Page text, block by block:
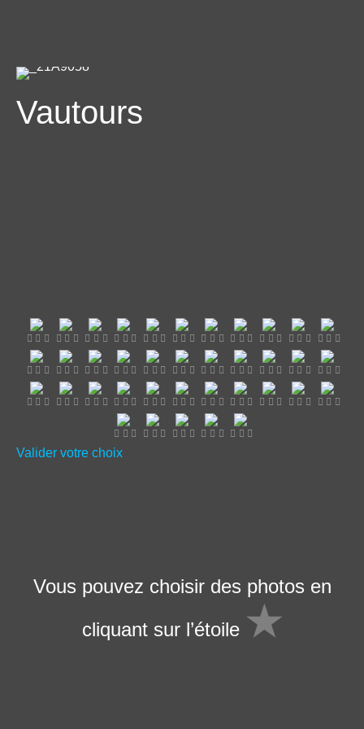
Vautours
Valider votre choix
Vous pouvez choisir des photos en
cliquant sur l’étoile ★